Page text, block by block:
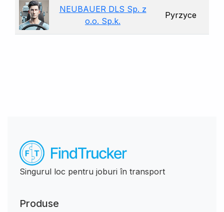
NEUBAUER DLS Sp. z
o.o. Sp.k.
Pyrzyce
Singurul loc pentru joburi în transport
Produse